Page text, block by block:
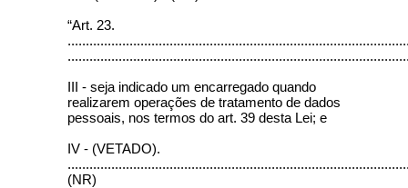
“Art. 23.
III - seja indicado um encarregado quando
realizarem operações de tratamento de dados
pessoais, nos termos do art. 39 desta Lei; e
IV - (VETADO).
(NR)